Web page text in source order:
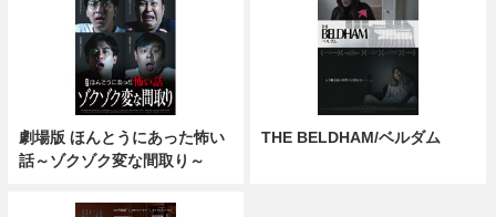
劇場版 ほんとうにあった怖い
話～ゾクゾク変な間取り～
THE BELDHAM/ベルダム